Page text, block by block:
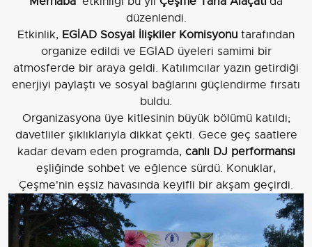
düzenlendi.
Etkinlik, EGİAD Sosyal İlişkiler Komisyonu tarafından
organize edildi ve EGİAD üyeleri samimi bir
atmosferde bir araya geldi. Katılımcılar yazın getirdiği
enerjiyi paylaştı ve sosyal bağlarını güçlendirme fırsatı
buldu.
Organizasyona üye kitlesinin büyük bölümü katıldı;
davetliler şıklıklarıyla dikkat çekti. Gece geç saatlere
kadar devam eden programda, canlı DJ performansı
eşliğinde sohbet ve eğlence sürdü. Konuklar,
Çeşme'nin eşsiz havasında keyifli bir akşam geçirdi.